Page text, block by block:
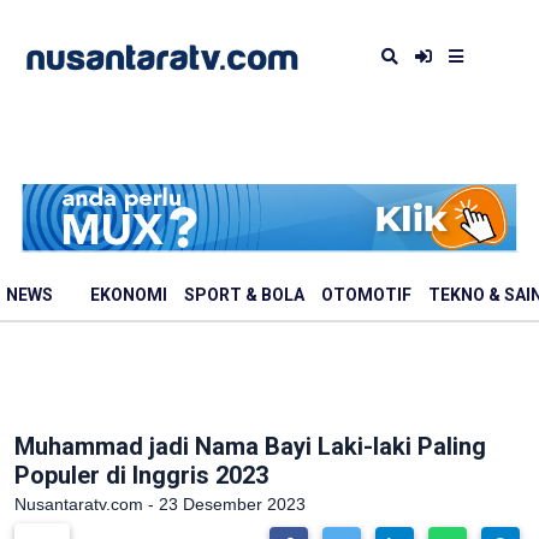
NEWS EKONOMI SPORT & BOLA OTOMOTIF TEKNO &
Muhammad jadi Nama Bayi Laki-laki Paling
Populer di Inggris 2023
Nusantaratv.com - 23 Desember 2023